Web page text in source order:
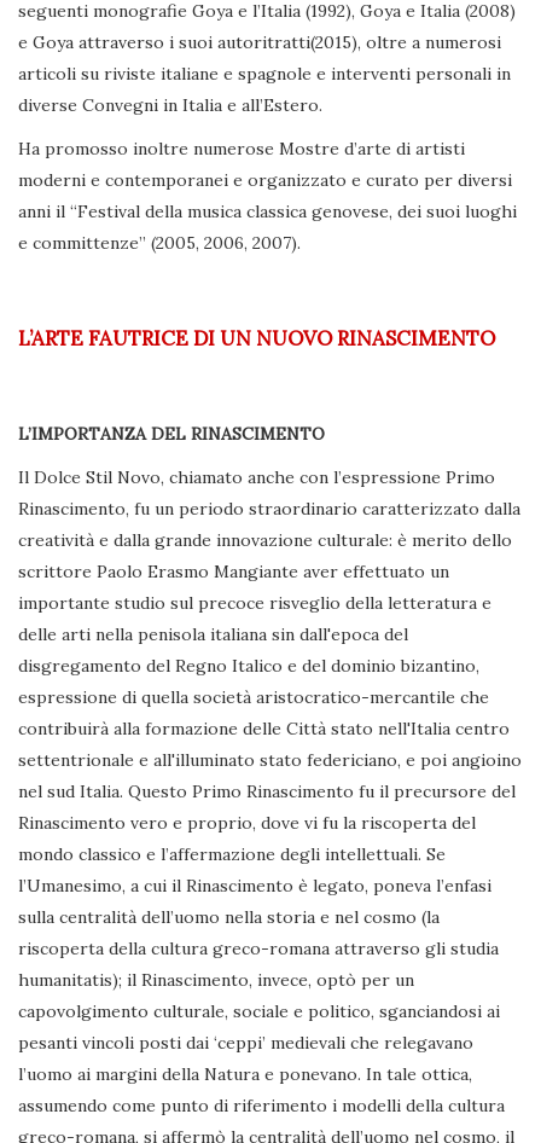
seguenti monografie Goya e l’Italia (1992), Goya e Italia (2008)
e Goya attraverso i suoi autoritratti(2015), oltre a numerosi
articoli su riviste italiane e spagnole e interventi personali in
diverse Convegni in Italia e all’Estero.
Ha promosso inoltre numerose Mostre d’arte di artisti
moderni e contemporanei e organizzato e curato per diversi
anni il “Festival della musica classica genovese, dei suoi luoghi
e committenze” (2005, 2006, 2007).
L’ARTE FAUTRICE DI UN NUOVO RINASCIMENTO
L’IMPORTANZA DEL RINASCIMENTO
Il Dolce Stil Novo, chiamato anche con l’espressione Primo
Rinascimento, fu un periodo straordinario caratterizzato dalla
creatività e dalla grande innovazione culturale: è merito dello
scrittore Paolo Erasmo Mangiante aver effettuato un
importante studio sul precoce risveglio della letteratura e
delle arti nella penisola italiana sin dall'epoca del
disgregamento del Regno Italico e del dominio bizantino,
espressione di quella società aristocratico-mercantile che
contribuirà alla formazione delle Città stato nell'Italia centro
settentrionale e all'illuminato stato federiciano, e poi angioino
nel sud Italia. Questo Primo Rinascimento fu il precursore del
Rinascimento vero e proprio, dove vi fu la riscoperta del
mondo classico e l’affermazione degli intellettuali. Se
l’Umanesimo, a cui il Rinascimento è legato, poneva l’enfasi
sulla centralità dell’uomo nella storia e nel cosmo (la
riscoperta della cultura greco-romana attraverso gli studia
humanitatis); il Rinascimento, invece, optò per un
capovolgimento culturale, sociale e politico, sganciandosi ai
pesanti vincoli posti dai ‘ceppi’ medievali che relegavano
l’uomo ai margini della Natura e ponevano. In tale ottica,
assumendo come punto di riferimento i modelli della cultura
greco-romana, si affermò la centralità dell’uomo nel cosmo, il